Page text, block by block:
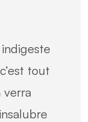
tout